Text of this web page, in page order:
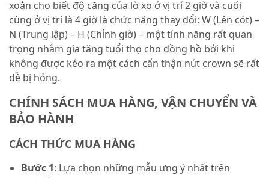
xoắn cho biết độ căng của lò xo ở vị trí 2 giờ và cuối
cùng ở vị trí là 4 giờ là chức năng thay đổi: W (Lên cót) –
N (Trung lập) – H (Chỉnh giờ) – một tính năng rất quan
trọng nhằm gia tăng tuổi thọ cho đồng hồ bởi khi
không được kéo ra một cách cẩn thận nút crown sẽ rất
dễ bị hỏng.
CHÍNH SÁCH MUA HÀNG, VẬN CHUYỂN VÀ
BẢO HÀNH
CÁCH THỨC MUA HÀNG
Bước 1: Lựa chọn những mẫu ưng ý nhất trên